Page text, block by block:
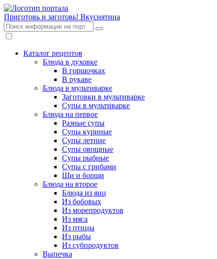
Приготовь и заготовь! Вкуснятина
Каталог рецептов
Блюда в духовке
В горшочках
В рукаве
Блюда в мультиварке
Заготовки в мультиварке
Супы в мультиварке
Блюда на первое
Разные супы
Супы куриные
Супы летние
Супы овощные
Супы рыбные
Супы с грибами
Щи и борщи
Блюда на второе
Блюда из яиц
Из бобовых
Из морепродуктов
Из мяса
Из птицы
Из рыбы
Из субпродуктов
Выпечка